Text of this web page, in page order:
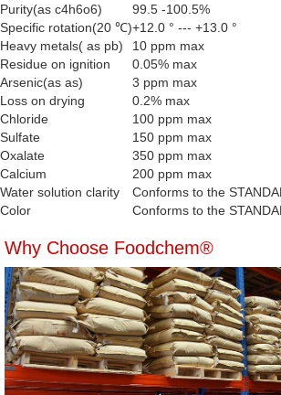
Purity(as c4h6o6)
99.5 -100.5%
Specific rotation(20 ℃)+12.0 ° --- +13.0 °
Heavy metals( as pb)
10 ppm max
Residue on ignition
0.05% max
Arsenic(as as)
3 ppm max
Loss on drying
0.2% max
Chloride
100 ppm max
Sulfate
150 ppm max
Oxalate
350 ppm max
Calcium
200 ppm max
Water solution clarity
Conforms to the
Color
Conforms to the
Why Choose Foodchem®